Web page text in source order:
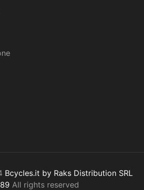
Bcycles.it by Raks Distribution SRL
All rights reserved